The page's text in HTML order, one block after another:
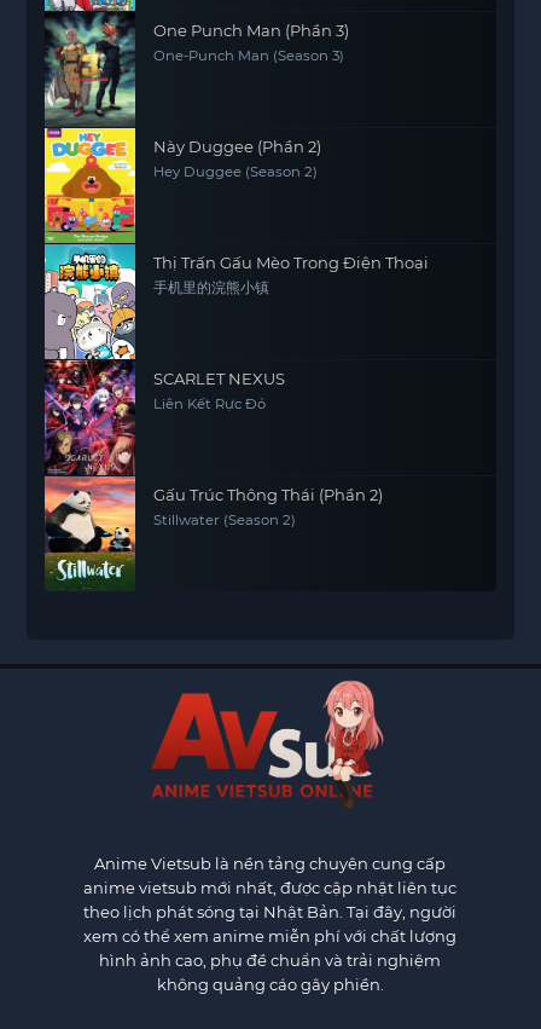
Inherited Will
One Punch Man (Phần 3)
One-Punch Man (Season 3)
Này Duggee (Phần 2)
Hey Duggee (Season 2)
Thị Trấn Gấu Mèo Trong Điện Thoại
手机里的浣熊小镇
SCARLET NEXUS
Liên Kết Rực Đỏ
Gấu Trúc Thông Thái (Phần 2)
Stillwater (Season 2)
Anime Vietsub là nền tảng chuyên cung cấp
anime vietsub mới nhất, được cập nhật liên tục
theo lịch phát sóng tại Nhật Bản. Tại đây, người
xem có thể xem anime miễn phí với chất lượng
hình ảnh cao, phụ đề chuẩn và trải nghiệm
không quảng cáo gây phiền.